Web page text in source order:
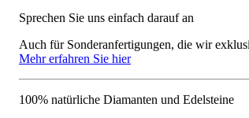
Sprechen Sie uns einfach darauf an
Auch für Sonderanfertigungen, die wir
Mehr erfahren Sie hier
100% natürliche Diamanten und Edelsteine